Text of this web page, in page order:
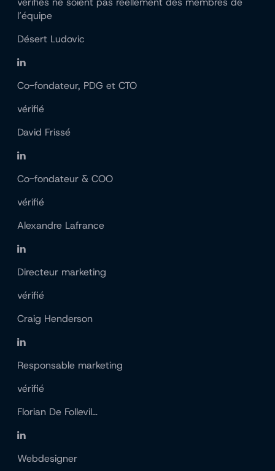
l’équipe
Désert Ludovic
Co-fondateur, PDG et CTO
vérifié
David Frissé
Co-fondateur & COO
vérifié
Alexandre Lafrance
Directeur marketing
vérifié
Craig Henderson
Responsable marketing
vérifié
Florian De Follevil…
Webdesigner